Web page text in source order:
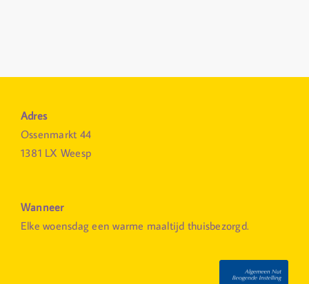
Adres
Ossenmarkt 44
1381 LX Weesp
Wanneer
Elke woensdag een warme maaltijd thuisbezorgd.